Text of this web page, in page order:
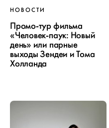
НОВОСТИ
Промо-тур фильма
«Человек-паук: Новый
день» или парные
выходы Зендеи и Тома
Холланда